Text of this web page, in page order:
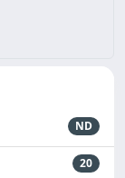
ND
20